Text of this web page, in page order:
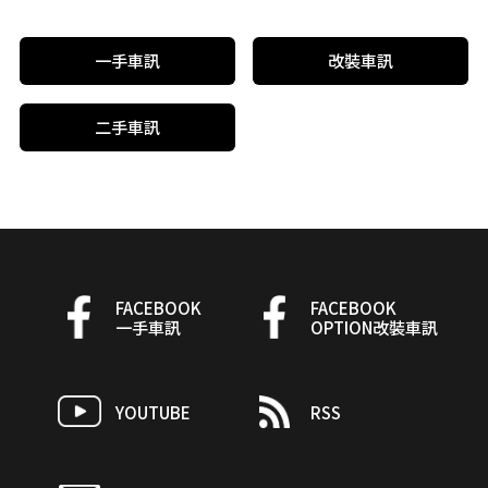
一手車訊 改裝車訊
二手車訊
FACEBOOK
一手車訊
FACEBOOK
OPTION改裝車訊
YOUTUBE RSS